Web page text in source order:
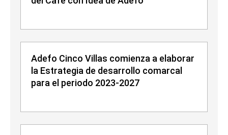
Adefo Cinco Villas comienza a elaborar
la Estrategia de desarrollo comarcal
para el periodo 2023-2027